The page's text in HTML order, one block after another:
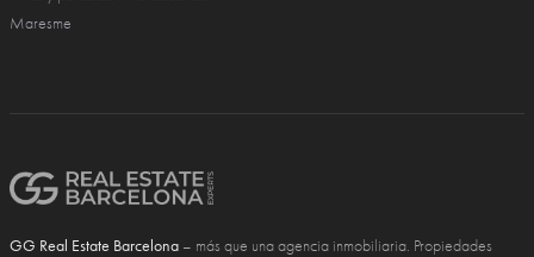
Maresme
GG Real Estate Barcelona – más que una agencia inmobiliaria. Propiedades